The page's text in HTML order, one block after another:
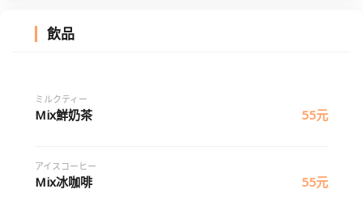
飲品
ミルクティー
Mix鮮奶茶 55元
アイスコーヒー
Mix冰咖啡 55元